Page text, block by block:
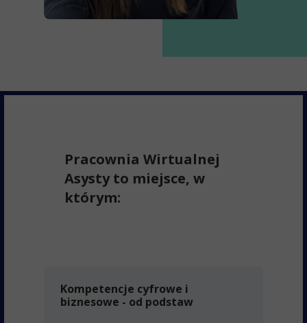
Pracownia Wirtualnej
Asysty to miejsce, w
którym:
Kompetencje cyfrowe i
biznesowe - od podstaw